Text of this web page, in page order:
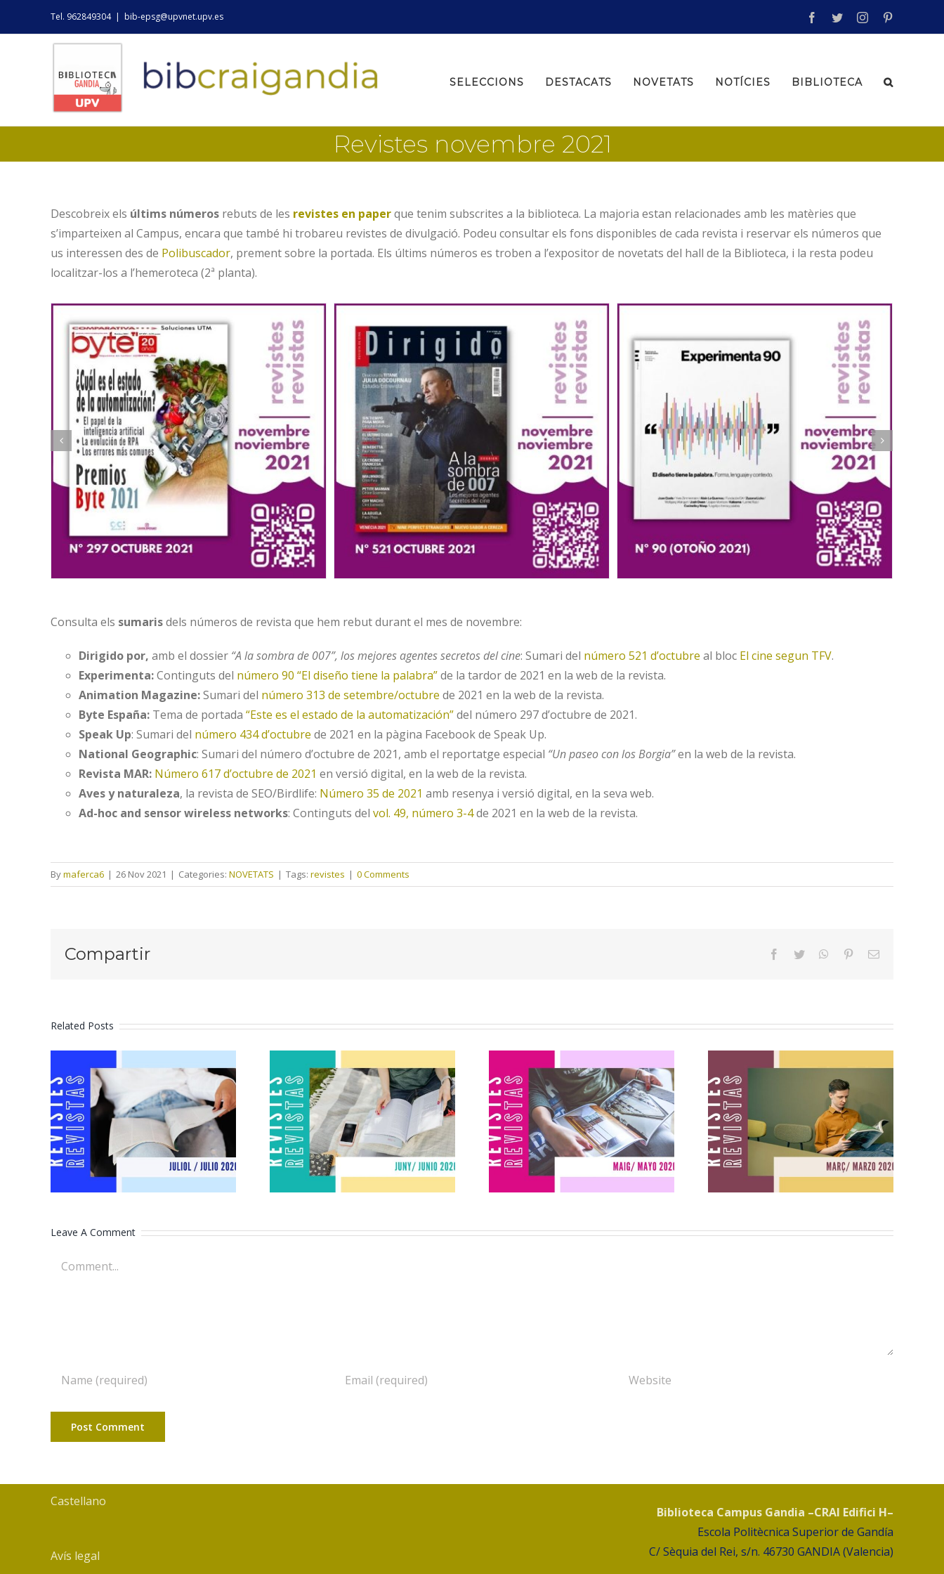
Tel. 962849304 | bib-epsg@upvnet.upv.es facebook
twitterinstagram
Search
SELECCIONS DESTACATS NOVETATS NOTÍCIES BIBLIOTECA
Revistes novembre 2021
Descobreix els últims números rebuts de les revistes en paperque tenim subscrites a la biblioteca. La majoria estan relacionades amb les matèries que
s’imparteixen al Campus, encara que també hi trobareu revistes de divulgació. Podeu consultar els fons disponibles de cada revista i reservar els números que
us interessen des de Polibuscador, prement sobre la portada. Els últims números es troben a l’expositor de novetats del hall de la Biblioteca, i la resta podeu
localitzar-los a l’hemeroteca (2ª planta).
Consulta els sumarisdels números de revista que hem rebut durant el mes de novembre:
Dirigido por, amb el dossier “A la sombra de 007”, los mejores agentes secretos del cine: Sumari del número 521 d’octubre al bloc El cine segun TFV.
Experimenta:Continguts del número 90 “El diseño tiene la palabra”de la tardor de 2021 en la web de la revista.
Animation Magazine:Sumari del número 313 de setembre/octubre de 2021 en la web de la revista.
Byte España: Tema de portada “Este es el estado de la automatización”del número 297 d’octubre de 2021.
Speak Up: Sumari del número 434 d’octubre de 2021 en la pàgina Facebook de Speak Up.
National Geographic: Sumari del número d’octubre de 2021, amb el reportatge especial “Un paseo con los Borgia”en la web de la revista.
Revista MAR: Número 617 d’octubre de 2021 en versió digital, en la web de la revista.
Aves y naturaleza, la revista de SEO/Birdlife: Número 35 de 2021 amb resenya i versió digital, en la seva web.
Ad-hoc and sensor wireless networks: Continguts del vol. 49, número 3-4de 2021 en la web de la revista.
Bymaferca6 | 26 Nov 2021 | Categories: NOVETATS | Tags: revistes | 0 Comments
Compartir facebooktwitter whatsapppinterestEmail
Related Posts
Revistes juliol
2026
Revistes juny
2026
Revistes maig
2026
Revistes març
2026
Leave A Comment
Comment
Castellano
Avís legal
Biblioteca Campus Gandia –CRAI Edifici H–
Escola Politècnica Superior de Gandía
C/ Sèquia del Rei, s/n. 46730 GANDIA (Valencia)